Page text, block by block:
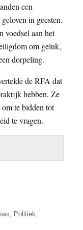
een
in geesten.
voedsel aan het
om geluk,
dorpeling.
de RFA dat
hebben. Ze
te bidden tot
te vragen.
, Politiek,